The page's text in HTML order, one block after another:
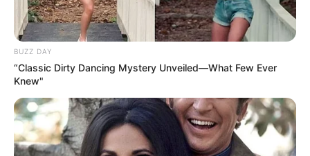
BUZZ DAY
“Classic Dirty Dancing Mystery Unveiled—What Few Ever
Knew"